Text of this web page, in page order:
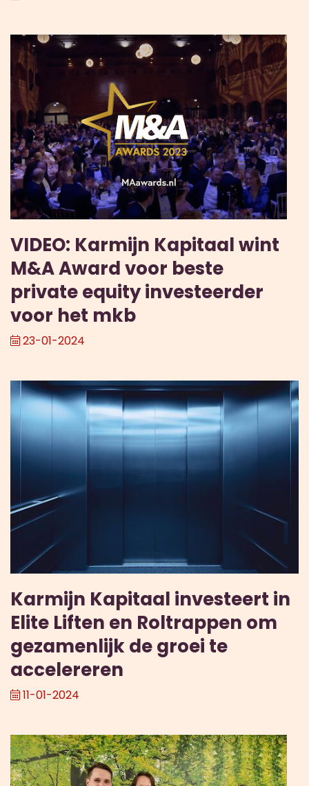
VIDEO: Karmijn Kapitaal wint
M&A Award voor beste
private equity investeerder
voor het mkb
23-01-2024
Karmijn Kapitaal investeert in
Elite Liften en Roltrappen om
gezamenlijk de groei te
accelereren
11-01-2024